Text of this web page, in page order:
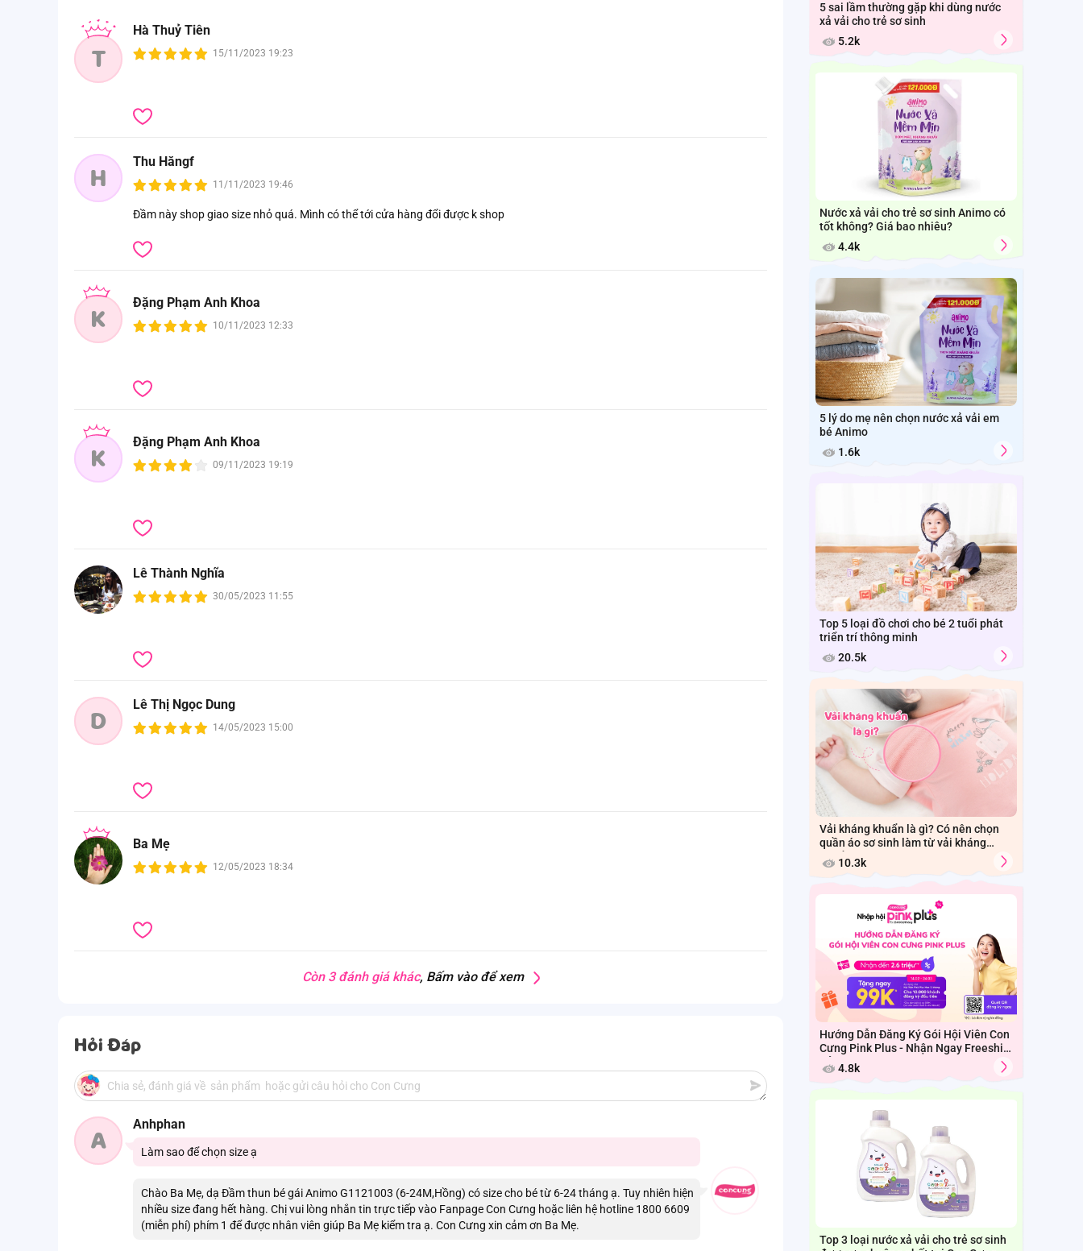
T
Hà Thuỷ Tiên
15/11/2023 19:23
H
Thu Hăngf
11/11/2023 19:46
Đầm này shop giao size nhỏ quá. Mình có thể tới cửa hàng đổi được k shop
K
Đặng Phạm Anh Khoa
10/11/2023 12:33
K
Đặng Phạm Anh Khoa
09/11/2023 19:19
Lê Thành Nghĩa
30/05/2023 11:55
D
Lê Thị Ngọc Dung
14/05/2023 15:00
Ba Mẹ
12/05/2023 18:34
Còn 3 đánh giá khác, Bấm vào để xem
Hỏi Đáp
A
Anhphan
Làm sao để chọn size ạ
Chào Ba Mẹ, dạ Đầm thun bé gái Animo G1121003 (6-24M,Hồng) có size cho bé từ 6-24 tháng ạ. Tuy nhiên hiện
nhiều size đang hết hàng. Chị vui lòng nhắn tin trực tiếp vào Fanpage Con Cưng hoặc liên hệ hotline 1800 6609
(miễn phí) phím 1 để được nhân viên giúp Ba Mẹ kiểm tra ạ. Con Cưng xin cảm ơn Ba Mẹ.
5 sai lầm thường gặp khi dùng nước
xả vải cho trẻ sơ sinh
5.2k
Nước xả vải cho trẻ sơ sinh Animo có
tốt không? Giá bao nhiêu?
4.4k
5 lý do mẹ nên chọn nước xả vải em
bé Animo
1.6k
Top 5 loại đồ chơi cho bé 2 tuổi phát
triển trí thông minh
20.5k
Vải kháng khuẩn là gì? Có nên chọn
quần áo sơ sinh làm từ vải kháng
khuẩn cho bé?
10.3k
Hướng Dẫn Đăng Ký Gói Hội Viên Con
Cưng Pink Plus - Nhận Ngay Freeship
Cả Tháng
4.8k
Top 3 loại nước xả vải cho trẻ sơ sinh